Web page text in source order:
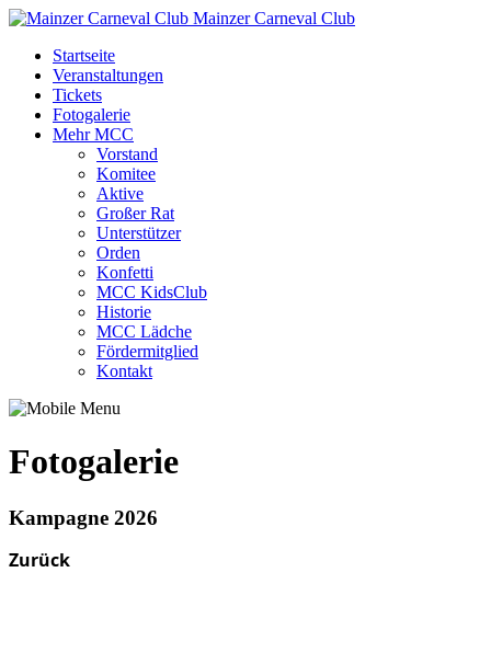
Mainzer Carneval Club
Startseite
Veranstaltungen
Tickets
Fotogalerie
Mehr MCC
Vorstand
Komitee
Aktive
Großer Rat
Unterstützer
Orden
Konfetti
MCC KidsClub
Historie
MCC Lädche
Fördermitglied
Kontakt
Fotogalerie
Kampagne 2026
Zurück